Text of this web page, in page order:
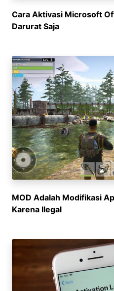
Cara Aktivasi Microsoft
Darurat Saja
MOD Adalah Modifikasi
Karena Ilegal